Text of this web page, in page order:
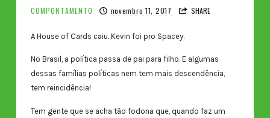
COMPORTAMENTO novembro 11, 2017 SHARE
A House of Cards caiu. Kevin foi pro Spacey.
No Brasil, a política passa de pai para filho. E algumas
dessas famílias políticas nem tem mais descendência,
tem reincidência!
Tem gente que se acha tão fodona que, quando faz um